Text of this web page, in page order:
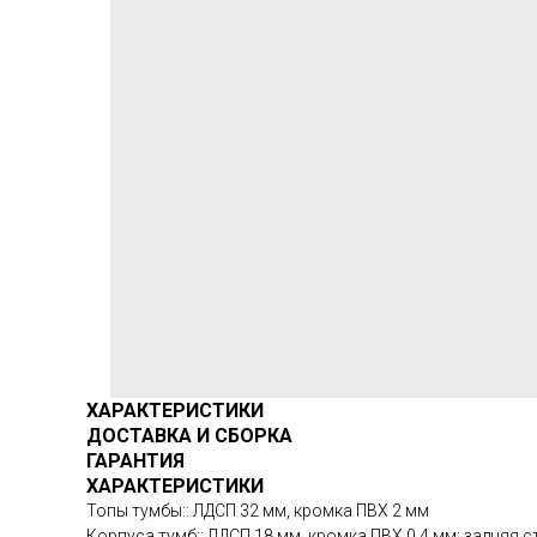
ХАРАКТЕРИСТИКИ
ДОСТАВКА И СБОРКА
ГАРАНТИЯ
ХАРАКТЕРИСТИКИ
Топы тумбы:: ЛДСП 32 мм, кромка ПВХ 2 мм